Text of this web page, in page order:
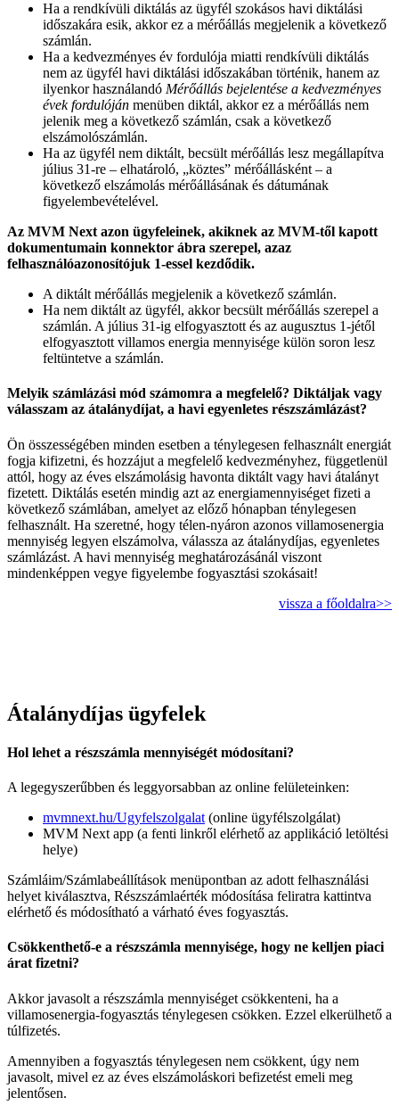
Ha a rendkívüli diktálás az ügyfél szokásos havi diktálási
időszakára esik, akkor ez a mérőállás megjelenik a következő
számlán.
Ha a kedvezményes év fordulója miatti rendkívüli diktálás
nem az ügyfél havi diktálási időszakában történik, hanem az
ilyenkor használandó Mérőállás bejelentése a kedvezményes
évek fordulóján menüben diktál, akkor ez a mérőállás nem
jelenik meg a következő számlán, csak a következő
elszámolószámlán.
Ha az ügyfél nem diktált, becsült mérőállás lesz megállapítva
július 31-re – elhatároló, „köztes” mérőállásként – a
következő elszámolás mérőállásának és dátumának
figyelembevételével.
Az MVM Next azon ügyfeleinek, akiknek az MVM-től kapott
dokumentumain konnektor ábra szerepel, azaz
felhasználóazonosítójuk 1-essel kezdődik.
A diktált mérőállás megjelenik a következő számlán.
Ha nem diktált az ügyfél, akkor becsült mérőállás szerepel a
számlán. A július 31-ig elfogyasztott és az augusztus 1-jétől
elfogyasztott villamos energia mennyisége külön soron lesz
feltüntetve a számlán.
Melyik számlázási mód számomra a megfelelő? Diktáljak vagy
válasszam az átalánydíjat, a havi egyenletes részszámlázást?
Ön összességében minden esetben a ténylegesen felhasznált energiát
fogja kifizetni, és hozzájut a megfelelő kedvezményhez, függetlenül
attól, hogy az éves elszámolásig havonta diktált vagy havi átalányt
fizetett. Diktálás esetén mindig azt az energiamennyiséget fizeti a
következő számlában, amelyet az előző hónapban ténylegesen
felhasznált. Ha szeretné, hogy télen-nyáron azonos villamosenergia
mennyiség legyen elszámolva, válassza az átalánydíjas, egyenletes
számlázást. A havi mennyiség meghatározásánál viszont
mindenképpen vegye figyelembe fogyasztási szokásait!
vissza a főoldalra>>
Átalánydíjas ügyfelek
Hol lehet a részszámla mennyiségét módosítani?
A legegyszerűbben és leggyorsabban az online felületeinken:
mvmnext.hu/Ugyfelszolgalat (online ügyfélszolgálat)
MVM Next app (a fenti linkről elérhető az applikáció letöltési
helye)
Számláim/Számlabeállítások menüpontban az adott felhasználási
helyet kiválasztva, Részszámlaérték módosítása feliratra kattintva
elérhető és módosítható a várható éves fogyasztás.
Csökkenthető-e a részszámla mennyisége, hogy ne kelljen piaci
árat fizetni?
Akkor javasolt a részszámla mennyiséget csökkenteni, ha a
villamosenergia-fogyasztás ténylegesen csökken. Ezzel elkerülhető a
túlfizetés.
Amennyiben a fogyasztás ténylegesen nem csökkent, úgy nem
javasolt, mivel ez az éves elszámoláskori befizetést emeli meg
jelentősen.